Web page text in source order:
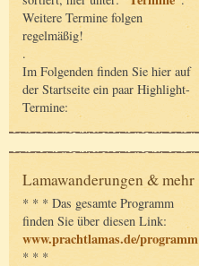
Weitere Termine folgen
regelmäßig!
.
Im Folgenden finden Sie hier auf
der Startseite ein paar Highlight-
Termine:
Lamawanderungen & mehr
* * * Das gesamte Programm
finden Sie über diesen Link:
www.prachtlamas.de/programm
* * *